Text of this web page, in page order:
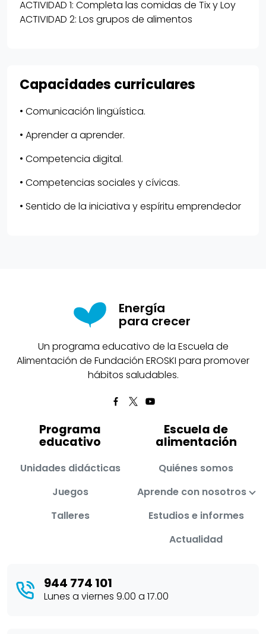
ACTIVIDAD 1: Completa las comidas de Tix y Loy
ACTIVIDAD 2: Los grupos de alimentos
Capacidades curriculares
• Comunicación lingüística.
• Aprender a aprender.
• Competencia digital.
• Competencias sociales y cívicas.
• Sentido de la iniciativa y espíritu emprendedor
Energía
para crecer
Un programa educativo de la Escuela de
Alimentación de Fundación EROSKI para promover
hábitos saludables.
Programa
educativo
Unidades didácticas
Juegos
Talleres
Escuela de
alimentación
Quiénes somos
Aprende con nosotros
Estudios e informes
Actualidad
944 774 101
Lunes a viernes 9.00 a 17.00